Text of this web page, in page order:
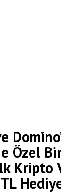
Özel
Kripto